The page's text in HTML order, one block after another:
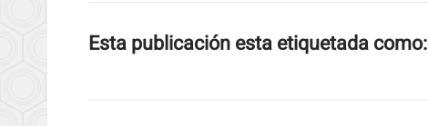
Esta publicación esta etiquetada como: